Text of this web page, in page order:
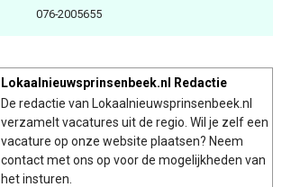
076-2005655
Lokaalnieuwsprinsenbeek.nl Redactie
De redactie van Lokaalnieuwsprinsenbeek.nl
verzamelt vacatures uit de regio. Wil je zelf een
vacature op onze website plaatsen? Neem
contact met ons op voor de mogelijkheden van
het insturen.